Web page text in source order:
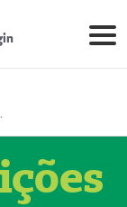
(52004274-8)